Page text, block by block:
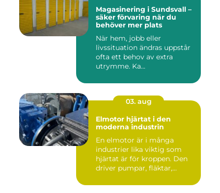
Magasinering i Sundsvall –
säker förvaring när du
behöver mer plats
När hem, jobb eller
livssituation ändras uppstår
ofta ett behov av extra
utrymme. Ka...
03. aug
Elmotor hjärtat i den
moderna industrin
En elmotor är i många
industrier lika viktig som
hjärtat är för kroppen. Den
driver pumpar, fläktar,...